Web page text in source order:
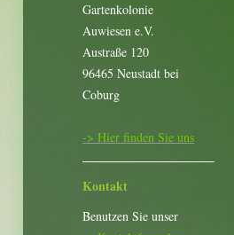
Gartenkolonie
Auwiesen e.V.
Austraße 120
96465 Neustadt bei
Coburg
-> Hier finden Sie uns
Kontakt
Benutzen Sie unser